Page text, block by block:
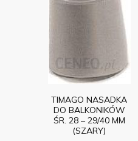
TIMAGO NASADKA
DO BALKONIKÓW
ŚR. 28 – 29/40 MM
(SZARY)